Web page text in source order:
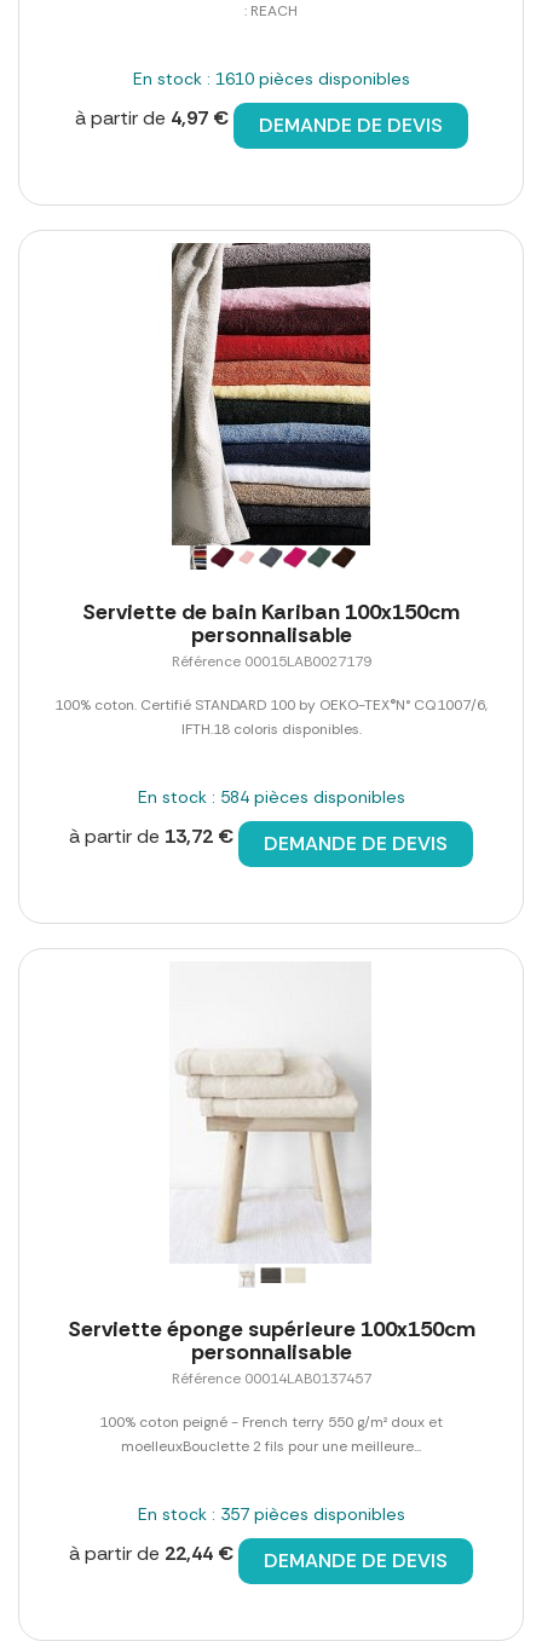
: REACH
En stock : 1610 pièces disponibles
à partir de 4,97 € DEMANDE DE DEVIS
Serviette de bain Kariban 100x150cm
personnalisable
Référence 00015LAB0027179
100% coton. Certifié STANDARD 100 by OEKO-TEX®N° CQ1007/6,
IFTH.18 coloris disponibles.
En stock : 584 pièces disponibles
à partir de 13,72 € DEMANDE DE DEVIS
Serviette éponge supérieure 100x150cm
personnalisable
Référence 00014LAB0137457
100% coton peigné - French terry 550 g/m² doux et
moelleuxBouclette 2 fils pour une meilleure...
En stock : 357 pièces disponibles
à partir de 22,44 € DEMANDE DE DEVIS